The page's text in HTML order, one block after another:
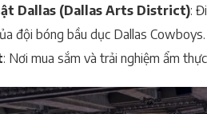
Dallas (Dallas Arts District):
đội bóng bầu dục Dallas Cowboys.
: Nơi mua sắm và trải nghiệm ẩm